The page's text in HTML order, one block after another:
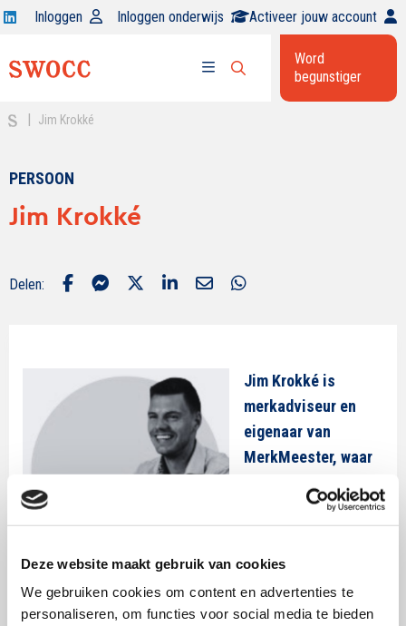
Deze website maakt gebruik van cookies
We gebruiken cookies om content en advertenties te
personaliseren, om functies voor social media te bieden
Open
op
Inloggen Inloggen onderwijs Activeer jouw account
Open
zoekbalk
Word
begunstiger
Jim Krokké
PERSOON
Jim Krokké
Delen:
Jim Krokké is
merkadviseur en
eigenaar van
MerkMeester, waar
begeleidt bij
gebied van
merkmanagement,
merkpositionering en merkontwikkeling.